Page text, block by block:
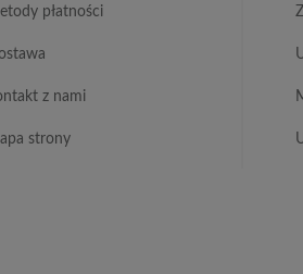
metody płatności
z nami
mapa strony